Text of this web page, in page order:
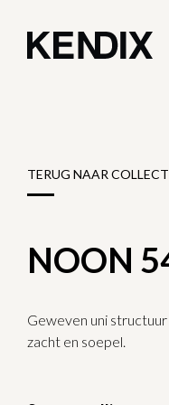
TERUG NAAR
NOON
Geweven uni
zacht en soepel.